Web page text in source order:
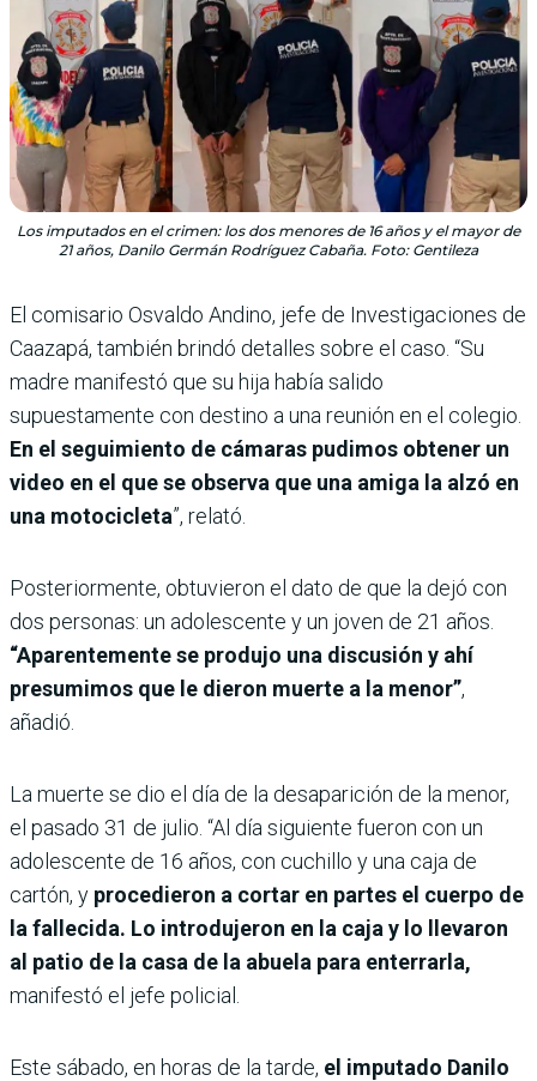
Los imputados en el crimen: los dos menores de 16 años y el mayor de
21 años, Danilo Germán Rodríguez Cabaña. Foto: Gentileza
El comisario Osvaldo Andino, jefe de Investigaciones de
Caazapá, también brindó detalles sobre el caso. “Su
madre manifestó que su hija había salido
supuestamente con destino a una reunión en el colegio.
En el seguimiento de cámaras pudimos obtener un
video en el que se observa que una amiga la alzó en
una motocicleta”, relató.
Posteriormente, obtuvieron el dato de que la dejó con
dos personas: un adolescente y un joven de 21 años.
“Aparentemente se produjo una discusión y ahí
presumimos que le dieron muerte a la menor”,
añadió.
La muerte se dio el día de la desaparición de la menor,
el pasado 31 de julio. “Al día siguiente fueron con un
adolescente de 16 años, con cuchillo y una caja de
cartón, y procedieron a cortar en partes el cuerpo de
la fallecida. Lo introdujeron en la caja y lo llevaron
al patio de la casa de la abuela para enterrarla,
manifestó el jefe policial.
Este sábado, en horas de la tarde, el imputado Danilo